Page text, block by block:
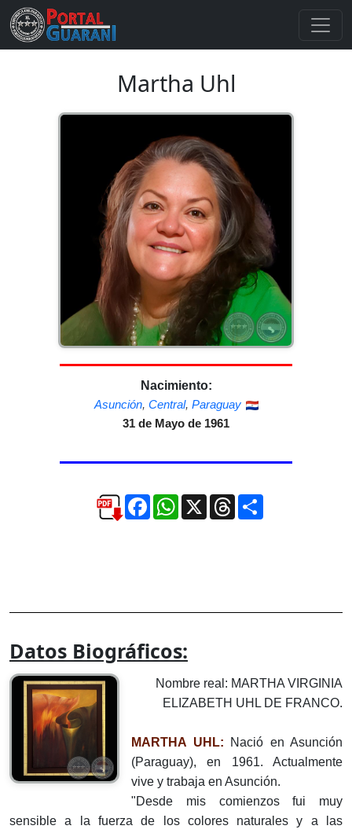
Martha Uhl
Nacimiento:
Asunción, Central, Paraguay
31 de Mayo de 1961
FacebookWhatsApp
X ThreadsCompartir
Datos Biográficos:
Nombre real: MARTHA VIRGINIA
ELIZABETH UHL DE FRANCO.
MARTHA UHL:
Nació en Asunción
(Paraguay), en 1961. Actualmente
vive y trabaja en Asunción.
"Desde mis comienzos fui muy
sensible a la fuerza de los colores naturales y a las